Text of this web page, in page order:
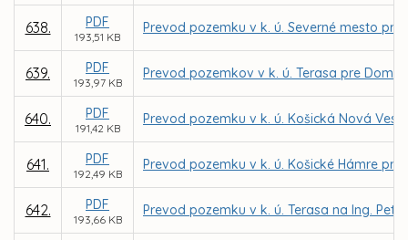
638. PDF
193,51 KB
Prevod pozemku v k. ú. Severné mesto
639. PDF
193,97 KB
Prevod pozemkov v k. ú. Terasa pre
640. PDF
191,42 KB
Prevod pozemku v k. ú. Košická Nová
641. PDF
192,49 KB
Prevod pozemku v k. ú. Košické Hámre
642. PDF
193,66 KB
Prevod pozemku v k. ú. Terasa na Ing.